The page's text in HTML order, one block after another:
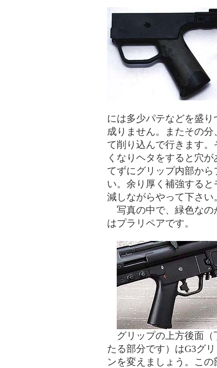
には多少パテなどを盛
成りません。またその
て削り込んで行きます
くなりヘタをすると穴
てずにグリップ内部か
い。余り厚く補強する
減しながらやって下さい
写真の中で、緑色なの
はプラリペアです。
グリップの上方後面（
たる部分です）はG3グ
ンを変えましょう。こ